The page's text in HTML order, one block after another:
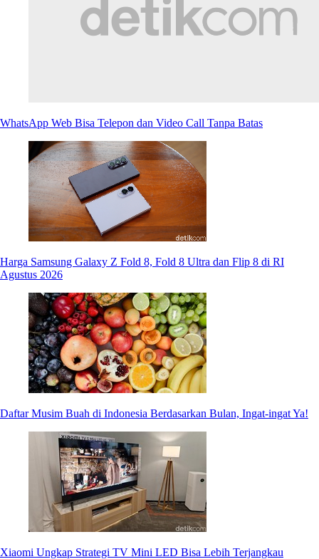
WhatsApp Web Bisa Telepon dan Video Call Tanpa Batas
Harga Samsung Galaxy Z Fold 8, Fold 8 Ultra dan Flip 8 di RI
Agustus 2026
Daftar Musim Buah di Indonesia Berdasarkan Bulan, Ingat-ingat Ya!
Xiaomi Ungkap Strategi TV Mini LED Bisa Lebih Terjangkau